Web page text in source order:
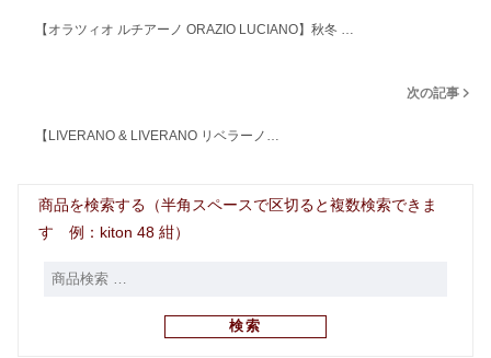
【オラツィオ ルチアーノ ORAZIO LUCIANO】秋冬 …
次の記事
【LIVERANO & LIVERANO リベラーノ…
商品を検索する（半角スペースで区切ると複数検索できま
す 例：kiton 48 紺）
検索